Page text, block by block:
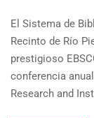
El Sistema de
Recinto de Río
prestigioso
conferencia
Research and